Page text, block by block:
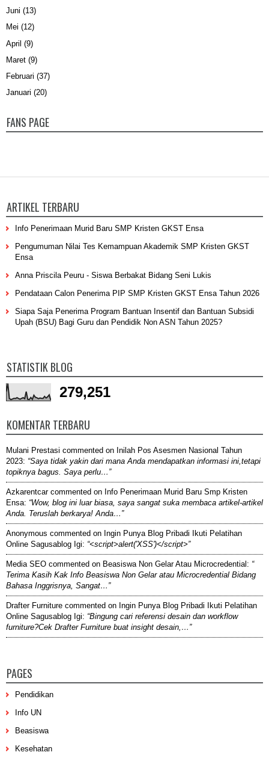
Juni (13)
Mei (12)
April (9)
Maret (9)
Februari (37)
Januari (20)
FANS PAGE
ARTIKEL TERBARU
Info Penerimaan Murid Baru SMP Kristen GKST Ensa
Pengumuman Nilai Tes Kemampuan Akademik SMP Kristen GKST
Ensa
Anna Priscila Peuru - Siswa Berbakat Bidang Seni Lukis
Pendataan Calon Penerima PIP SMP Kristen GKST Ensa Tahun 2026
Siapa Saja Penerima Program Bantuan Insentif dan Bantuan Subsidi
Upah (BSU) Bagi Guru dan Pendidik Non ASN Tahun 2025?
STATISTIK BLOG
279,251
KOMENTAR TERBARU
Mulani Prestasi commented on Inilah Pos Asesmen Nasional Tahun
2023: “Saya tidak yakin dari mana Anda mendapatkan informasi ini,tetapi
topiknya bagus. Saya perlu…”
Azkarentcarcommented on Info Penerimaan Murid Baru Smp Kristen
Ensa: “Wow, blog ini luar biasa, saya sangat suka membaca artikel-artikel
Anda. Teruslah berkarya! Anda…”
Anonymous commented on Ingin Punya Blog Pribadi Ikuti Pelatihan
Online Sagusablog Igi: “<script>alert('XSS')</script>”
Media SEO commented on Beasiswa Non Gelar Atau Microcredential : “
Terima Kasih Kak Info Beasiswa Non Gelar atau Microcredential Bidang
Bahasa Inggrisnya, Sangat…”
Drafter Furniture commented on Ingin Punya Blog Pribadi Ikuti Pelatihan
Online Sagusablog Igi: “Bingung cari referensi desain dan workflow
furniture?Cek Drafter Furniture buat insight desain,…”
PAGES
Pendidikan
Info UN
Beasiswa
Kesehatan